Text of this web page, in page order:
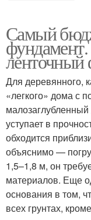
Самый
ленточный
Для деревянного,
«легкого» дома с
уступает в
обходится
объяснимо —
1,5–1,8 м, он
материалов. Еще
основания в том,
всех грунтах,